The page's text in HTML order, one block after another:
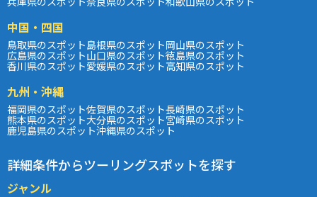
中国・四国
鳥取県のスポット島根県のスポット岡山県のスポット
広島県のスポット山口県のスポット徳島県のスポット
香川県のスポット愛媛県のスポット高知県のスポット
九州・沖縄
福岡県のスポット佐賀県のスポット長崎県のスポット
熊本県のスポット大分県のスポット宮崎県のスポット
鹿児島県のスポット沖縄県のスポット
詳細条件からツーリングスポットを探す
ジャンル